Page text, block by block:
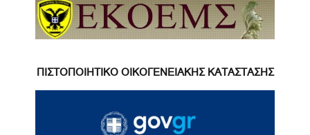
ΠΙΣΤΟΠΟΙΗΤΙΚΟ ΟΙΚΟΓΕΝΕΙΑΚΗΣ ΚΑΤΑΣΤΑΣΗΣ